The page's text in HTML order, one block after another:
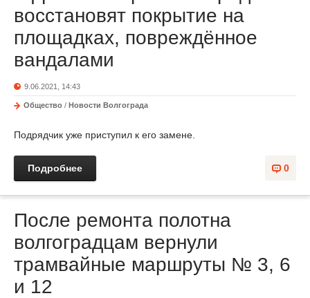
восстановят покрытие на
площадках, повреждённое
вандалами
9.06.2021, 14:43
Общество / Новости Волгограда
Подрядчик уже приступил к его замене.
0
Подробнее
После ремонта полотна
волгоградцам вернули
трамвайные маршруты № 3, 6
и 12